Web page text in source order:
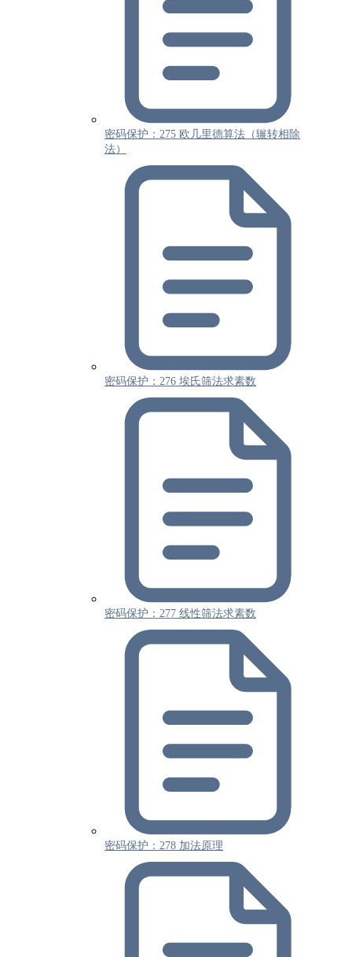
密码保护：275 欧几里德算法（辗转相除
法）
密码保护：276 埃氏筛法求素数
密码保护：277 线性筛法求素数
密码保护：278 加法原理